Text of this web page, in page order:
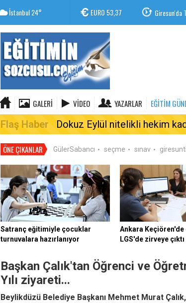
İstanbul24° EURO53,37 Giresun'da
GALERI VIDEO YAZARLAR EĞİTİM
Flaş Haber Dokuz Eylül nitelikli hekim
ÖNE ÇIKANLAR GülerSabancı • seçme • sınav •
Satranç eğitimiyle çocuklar
turnuvalara hazırlanıyor
Ankara
LGS'de zirveye çıktı
Başkan Çalık'tan Öğrenci ve
Yılı ziyareti...
Beylikdüzü Belediye Başkanı Mehmet Murat